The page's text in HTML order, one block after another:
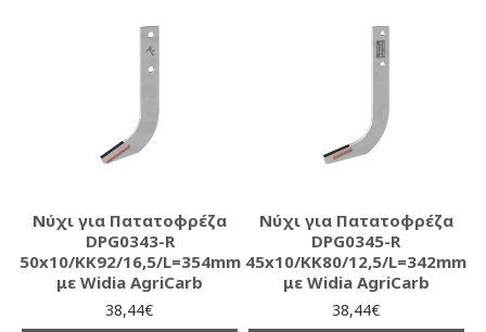
Νύχι για Πατατοφρέζα
DPG0343-R
50x10/KK92/16,5/L=354mm
με Widia AgriCarb
38,44€
Νύχι για Πατατοφρέζα
DPG0345-R
45x10/KK80/12,5/L=342mm
με Widia AgriCarb
38,44€